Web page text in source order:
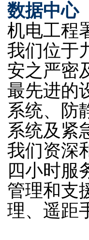
数据中心
机电工程
我们位于
安之严密
最先进的
系统、防
系统及紧
我们资深
四小时服
管理和支
理、遥距